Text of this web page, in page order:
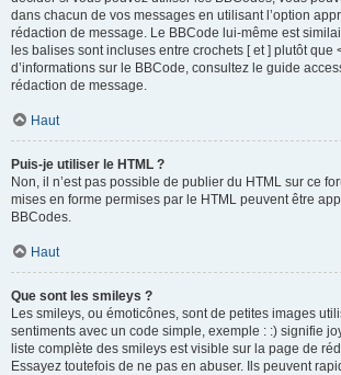
dans chacun de vos messages en utilisant l’option
rédaction de message. Le BBCode lui-même est
les balises sont incluses entre crochets [ et ] plutôt que
d’informations sur le BBCode, consultez le guide
rédaction de message.
Haut
Puis-je utiliser le HTML ?
Non, il n’est pas possible de publier du HTML sur ce
mises en forme permises par le HTML peuvent être
BBCodes.
Haut
Que sont les smileys ?
Les smileys, ou émoticônes, sont de petites images
sentiments avec un code simple, exemple : :) signifie
liste complète des smileys est visible sur la page de
Essayez toutefois de ne pas en abuser. Ils peuvent